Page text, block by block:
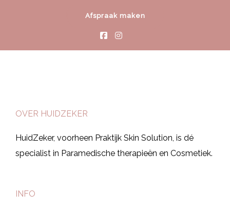
Afspraak maken
OVER HUIDZEKER
HuidZeker, voorheen Praktijk Skin Solution, is dé
specialist in Paramedische therapieën en Cosmetiek.
INFO